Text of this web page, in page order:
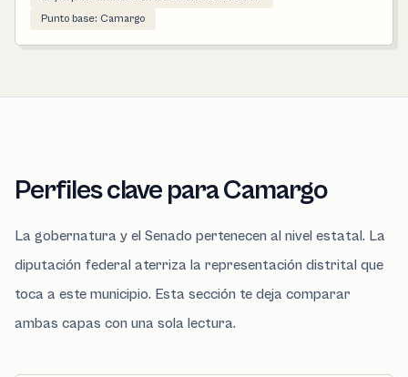
Punto base: Camargo
Perfiles clave para Camargo
La gobernatura y el Senado pertenecen al nivel estatal. La
diputación federal aterriza la representación distrital que
toca a este municipio. Esta sección te deja comparar
ambas capas con una sola lectura.